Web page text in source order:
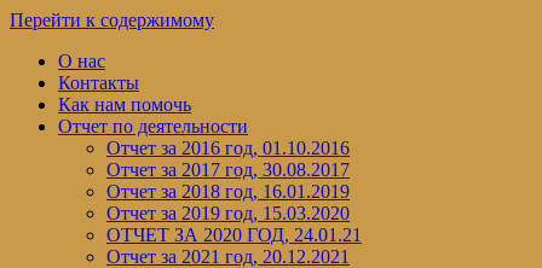
Перейти к содержимому
О нас
Контакты
Как нам помочь
Отчет по деятельности
Отчет за 2016 год, 01.10.2016
Отчет за 2017 год, 30.08.2017
Отчет за 2018 год, 16.01.2019
Отчет за 2019 год, 15.03.2020
ОТЧЕТ ЗА 2020 ГОД, 24.01.21
Отчет за 2021 год, 20.12.2021